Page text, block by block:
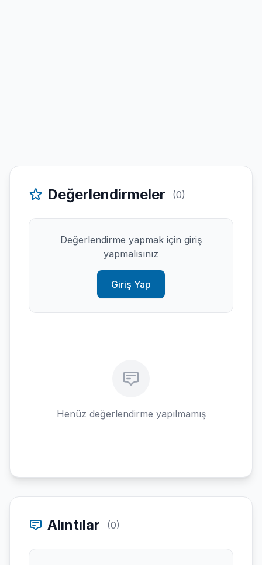
Değerlendirmeler (0)
Değerlendirme yapmak için giriş
yapmalısınız
Giriş Yap
Henüz değerlendirme yapılmamış
Alıntılar (0)